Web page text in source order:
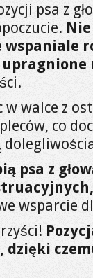
psa z
walce z
co
psa z
wsparcie